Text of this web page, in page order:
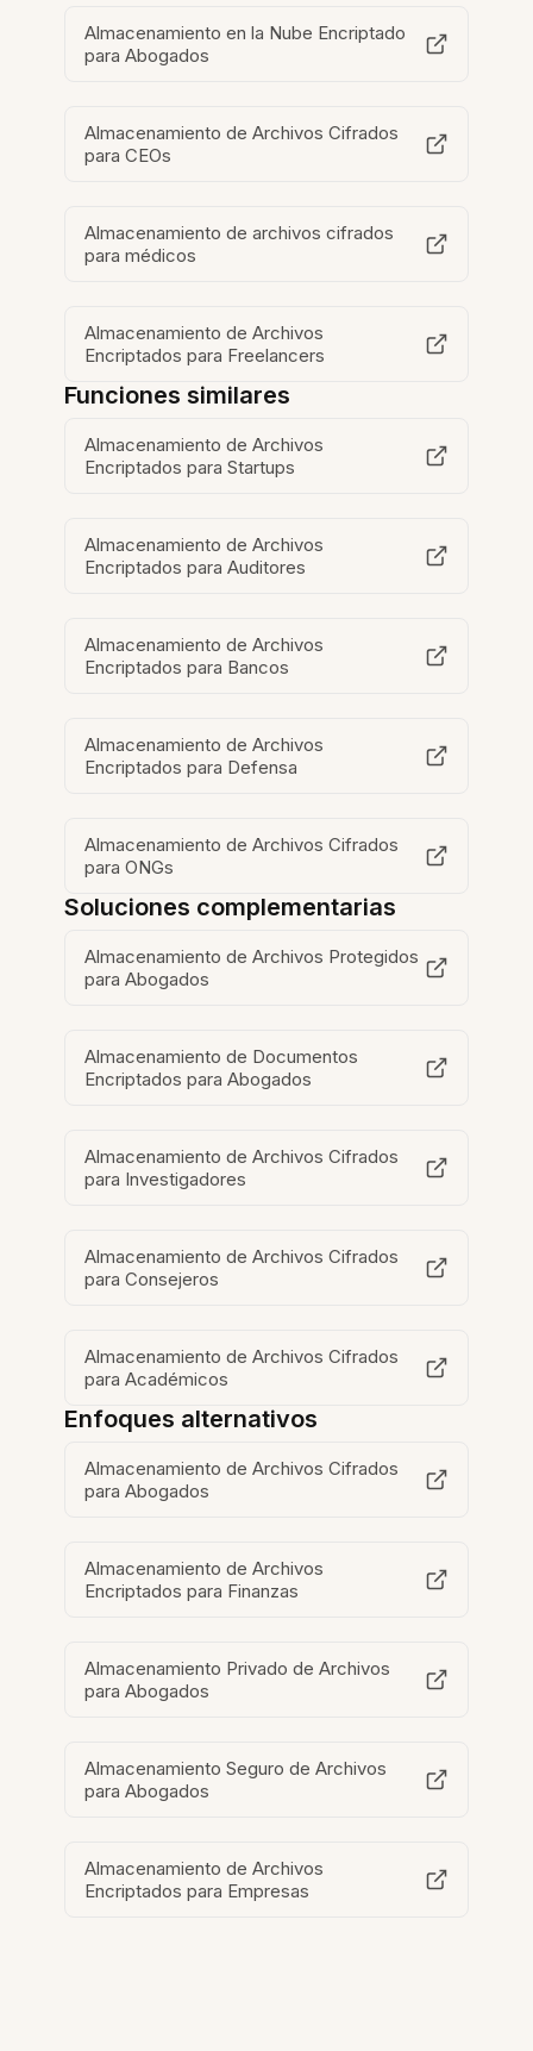
Almacenamiento en la Nube Encriptado
para Abogados
Almacenamiento de Archivos Cifrados
para CEOs
Almacenamiento de archivos cifrados
para médicos
Almacenamiento de Archivos
Encriptados para Freelancers
Funciones similares
Almacenamiento de Archivos
Encriptados para Startups
Almacenamiento de Archivos
Encriptados para Auditores
Almacenamiento de Archivos
Encriptados para Bancos
Almacenamiento de Archivos
Encriptados para Defensa
Almacenamiento de Archivos Cifrados
para ONGs
Soluciones complementarias
Almacenamiento de Archivos Protegidos
para Abogados
Almacenamiento de Documentos
Encriptados para Abogados
Almacenamiento de Archivos Cifrados
para Investigadores
Almacenamiento de Archivos Cifrados
para Consejeros
Almacenamiento de Archivos Cifrados
para Académicos
Enfoques alternativos
Almacenamiento de Archivos Cifrados
para Abogados
Almacenamiento de Archivos
Encriptados para Finanzas
Almacenamiento Privado de Archivos
para Abogados
Almacenamiento Seguro de Archivos
para Abogados
Almacenamiento de Archivos
Encriptados para Empresas